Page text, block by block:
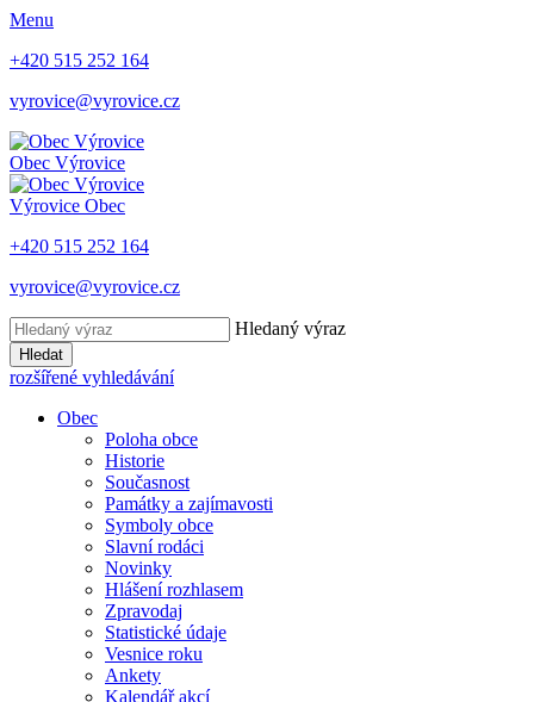
Menu
+420 515 252 164
vyrovice@vyrovice.cz
Obec Výrovice
Výrovice Obec
+420 515 252 164
vyrovice@vyrovice.cz
Hledaný výraz
Hledat
rozšířené vyhledávání
Obec
Poloha obce
Historie
Současnost
Památky a zajímavosti
Symboly obce
Slavní rodáci
Novinky
Hlášení rozhlasem
Zpravodaj
Statistické údaje
Vesnice roku
Ankety
Kalendář akcí